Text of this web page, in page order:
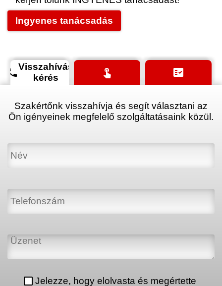
Ingyenes tanácsadás
phoneVisszahívás
kérés
touch_app fact_check
Szakértőnk visszahívja és segít választani az
Ön igényeinek megfelelő szolgáltatásaink közül.
Jelezze, hogy elolvasta és megértette